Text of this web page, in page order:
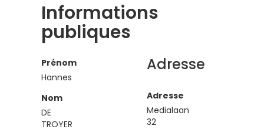
Informations
publiques
Prénom
Hannes
Nom
DE
TROYER
Adresse
Adresse
Medialaan
32